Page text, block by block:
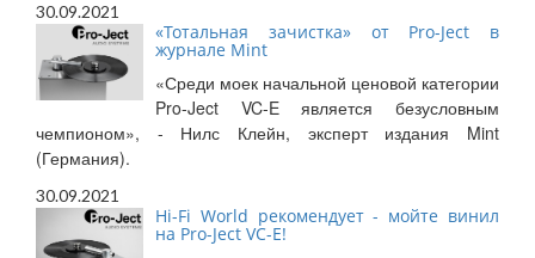
30.09.2021
«Тотальная зачистка» от Pro-Ject в
журнале Mint
«Среди моек начальной ценовой категории
Pro-Ject VC-E является безусловным
чемпионом», - Нилс Клейн, эксперт издания Mint
(Германия).
30.09.2021
Hi-Fi World рекомендует - мойте винил
на Pro-Ject VC-E!